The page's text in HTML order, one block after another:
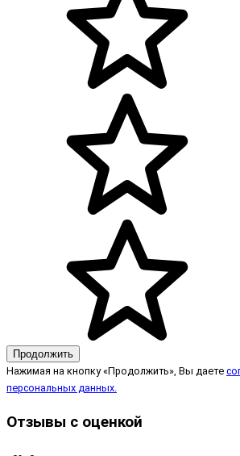
Продолжить
Нажимая на кнопку «Продолжить», Вы даете
персональных данных.
Отзывы с оценкой